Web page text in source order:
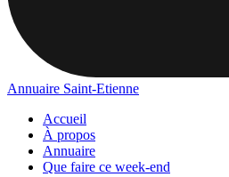
Annuaire Saint-Etienne
Accueil
À propos
Annuaire
Que faire ce week-end